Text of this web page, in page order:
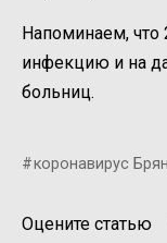
Напоминаем, что
инфекцию и на
больниц.
коронавирус
Оцените статью